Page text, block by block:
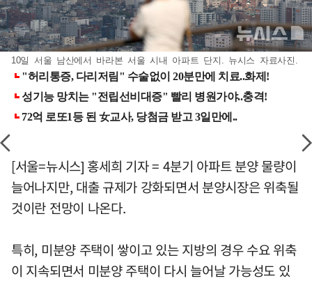
10일 서울 남산에서 바라본 서울 시내 아파트 단지. 뉴시스 자료사진.
[서울=뉴시스] 홍세희 기자 = 4분기 아파트 분양 물량이
늘어나지만, 대출 규제가 강화되면서 분양시장은 위축될
것이란 전망이 나온다.
특히, 미분양 주택이 쌓이고 있는 지방의 경우 수요 위축
이 지속되면서 미분양 주택이 다시 늘어날 가능성도 있